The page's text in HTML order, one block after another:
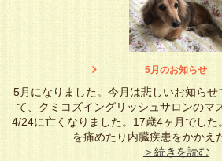
5月のお知らせ
5月になりました。今月は悲しいお知らせ
て、クミコズイングリッシュサロンのマ
4/24に亡くなりました。17歳4ヶ月でし
を痛めたり内臓疾患をかか
＞続きを読む